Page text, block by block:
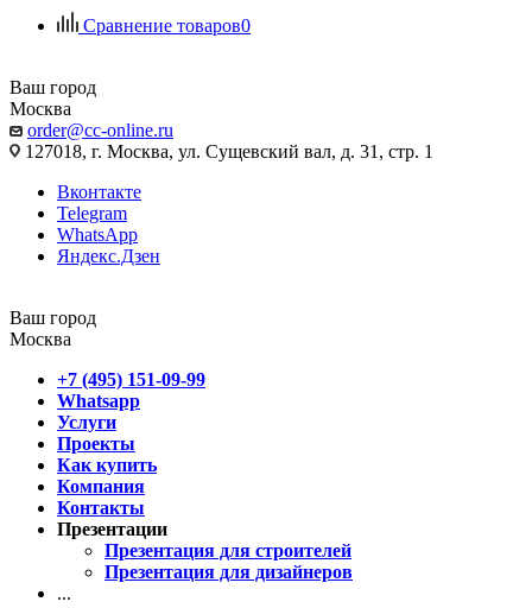
Сравнение товаров0
Ваш город
Москва
order@cc-online.ru
127018, г. Москва, ул. Сущевский вал, д. 31, стр. 1
Вконтакте
Telegram
WhatsApp
Яндекс.Дзен
Ваш город
Москва
+7 (495) 151-09-99
Whatsapp
Услуги
Проекты
Как купить
Компания
Контакты
Презентации
Презентация для строителей
Презентация для дизайнеров
...